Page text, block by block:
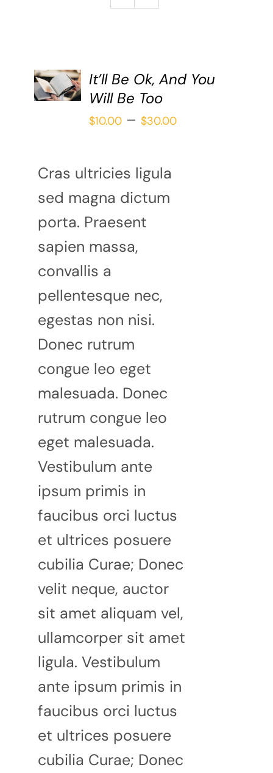
Verónica Leija
Contáctame
OPCIONES
It’ll Be Ok, And You
Will Be Too
$10.00 – $30.00Price
Cras ultricies ligula
sed magna dictum
porta. Praesent
sapien massa,
convallis a
pellentesque nec,
egestas non nisi.
Donec rutrum
congue leo eget
malesuada. Donec
rutrum congue leo
eget malesuada.
Vestibulum ante
ipsum primis in
faucibus orci luctus
et ultrices posuere
cubilia Curae; Donec
velit neque, auctor
sit amet aliquam vel,
ullamcorper sit amet
ligula. Vestibulum
ante ipsum primis in
faucibus orci luctus
et ultrices posuere
cubilia Curae; Donec